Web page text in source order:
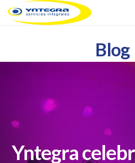
Servicios
Blog
Yntegra